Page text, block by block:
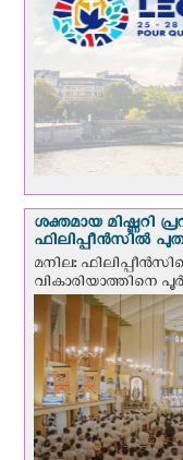
ശക്തമായ മിഷ്ണറി
ഫിലിപ്പീൻസിൽ
മനില:
വികാരിയാത്തിനെ